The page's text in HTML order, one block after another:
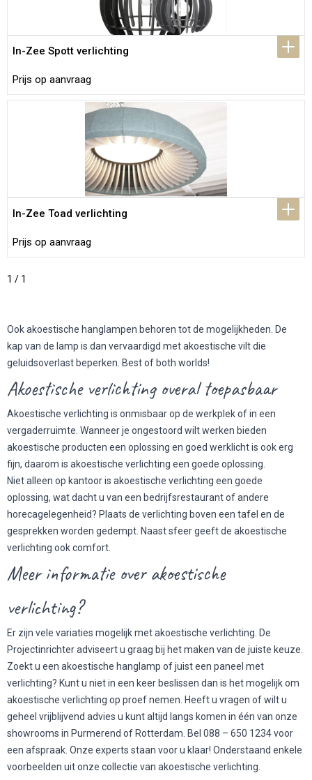
In-Zee Spott verlichting
Prijs op aanvraag
In-Zee Toad verlichting
Prijs op aanvraag
1 / 1
Ook akoestische hanglampen behoren tot de mogelijkheden. De
kap van de lamp is dan vervaardigd met akoestische vilt die
geluidsoverlast beperken. Best of both worlds!
Akoestische verlichting overal toepasbaar
Akoestische verlichting is onmisbaar op de werkplek of in een
vergaderruimte. Wanneer je ongestoord wilt werken bieden
akoestische producten een oplossing en goed werklicht is ook erg
fijn, daarom is akoestische verlichting een goede oplossing.
Niet alleen op kantoor is akoestische verlichting een goede
oplossing, wat dacht u van een bedrijfsrestaurant of andere
horecagelegenheid? Plaats de verlichting boven een tafel en de
gesprekken worden gedempt. Naast sfeer geeft de akoestische
verlichting ook comfort.
Meer informatie over akoestische
verlichting?
Er zijn vele variaties mogelijk met akoestische verlichting. De
Projectinrichter adviseert u graag bij het maken van de juiste keuze.
Zoekt u een akoestische hanglamp of juist een paneel met
verlichting? Kunt u niet in een keer beslissen dan is het mogelijk om
akoestische verlichting op proef nemen. Heeft u vragen of wilt u
geheel vrijblijvend advies u kunt altijd langs komen in één van onze
showrooms in Purmerend of Rotterdam. Bel 088 – 650 1234 voor
een afspraak. Onze experts staan voor u klaar! Onderstaand enkele
voorbeelden uit onze collectie van akoestische verlichting.